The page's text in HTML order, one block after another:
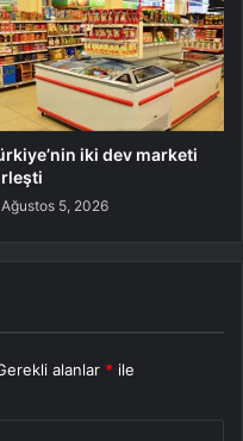
iki dev marketi
Ağustos 5, 2026
alanlar * ile